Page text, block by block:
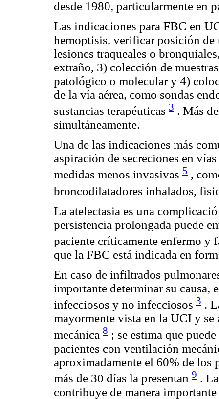
desde 1980, particularmente en
Las indicaciones para FBC en
hemoptisis, verificar posición
lesiones traqueales o
extraño, 3) colección de
patológico o molecular y 4)
de la vía aérea, como sondas
sustancias terapéuticas 3 . Más
simultáneamente.
Una de las indicaciones más
aspiración de secreciones en
medidas menos invasivas 5 ,
broncodilatadores inhalados,
La atelectasia es una
persistencia prolongada puede
paciente críticamente enfermo
que la FBC está indicada en
En caso de infiltrados
importante determinar su
infecciosos y no infecciosos 3 .
mayormente vista en la UCI y
mecánica 8 ; se estima que
pacientes con ventilación
aproximadamente el 60% de los
más de 30 días la presentan 9 .
contribuye de manera